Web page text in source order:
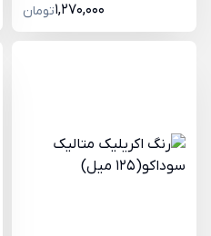
1,270,000تومان